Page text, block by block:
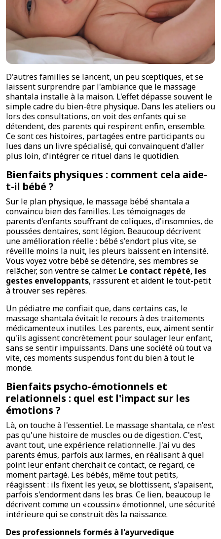
D'autres familles se lancent, un peu sceptiques, et se
laissent surprendre par l'ambiance que le massage
shantala installe à la maison. L'effet dépasse souvent le
simple cadre du bien-être physique. Dans les ateliers ou
lors des consultations, on voit des enfants qui se
détendent, des parents qui respirent enfin, ensemble.
Ce sont ces histoires, partagées entre participants ou
lues dans un livre spécialisé, qui convainquent d'aller
plus loin, d'intégrer ce rituel dans le quotidien.
Bienfaits physiques : comment cela aide-
t-il bébé ?
Sur le plan physique, le massage bébé shantala a
convaincu bien des familles. Les témoignages de
parents d'enfants souffrant de coliques, d'insomnies, de
poussées dentaires, sont légion. Beaucoup décrivent
une amélioration réelle : bébé s'endort plus vite, se
réveille moins la nuit, les pleurs baissent en intensité.
Vous voyez votre bébé se détendre, ses membres se
relâcher, son ventre se calmer. Le contact répété, les
gestes enveloppants, rassurent et aident le tout-petit
à trouver ses repères.
Un pédiatre me confiait que, dans certains cas, le
massage shantala évitait le recours à des traitements
médicamenteux inutiles. Les parents, eux, aiment sentir
qu'ils agissent concrètement pour soulager leur enfant,
sans se sentir impuissants. Dans une société où tout va
vite, ces moments suspendus font du bien à tout le
monde.
Bienfaits psycho-émotionnels et
relationnels : quel est l'impact sur les
émotions ?
Là, on touche à l'essentiel. Le massage shantala, ce n'est
pas qu'une histoire de muscles ou de digestion. C'est,
avant tout, une expérience relationnelle. J'ai vu des
parents émus, parfois aux larmes, en réalisant à quel
point leur enfant cherchait ce contact, ce regard, ce
moment partagé. Les bébés, même tout petits,
réagissent : ils fixent les yeux, se blottissent, s'apaisent,
parfois s'endorment dans les bras. Ce lien, beaucoup le
décrivent comme un « coussin » émotionnel, une sécurité
intérieure qui se construit dès la naissance.
Des professionnels formés à l'ayurvedique